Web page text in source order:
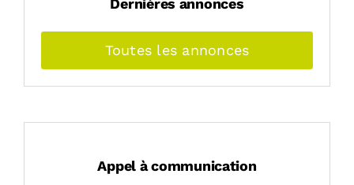
Toutes les annonces
Appel à communication